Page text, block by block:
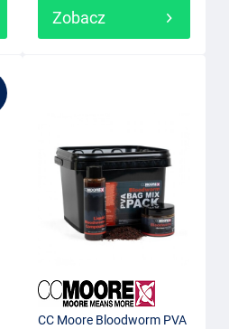
Zobacz
CC Moore Bloodworm PVA